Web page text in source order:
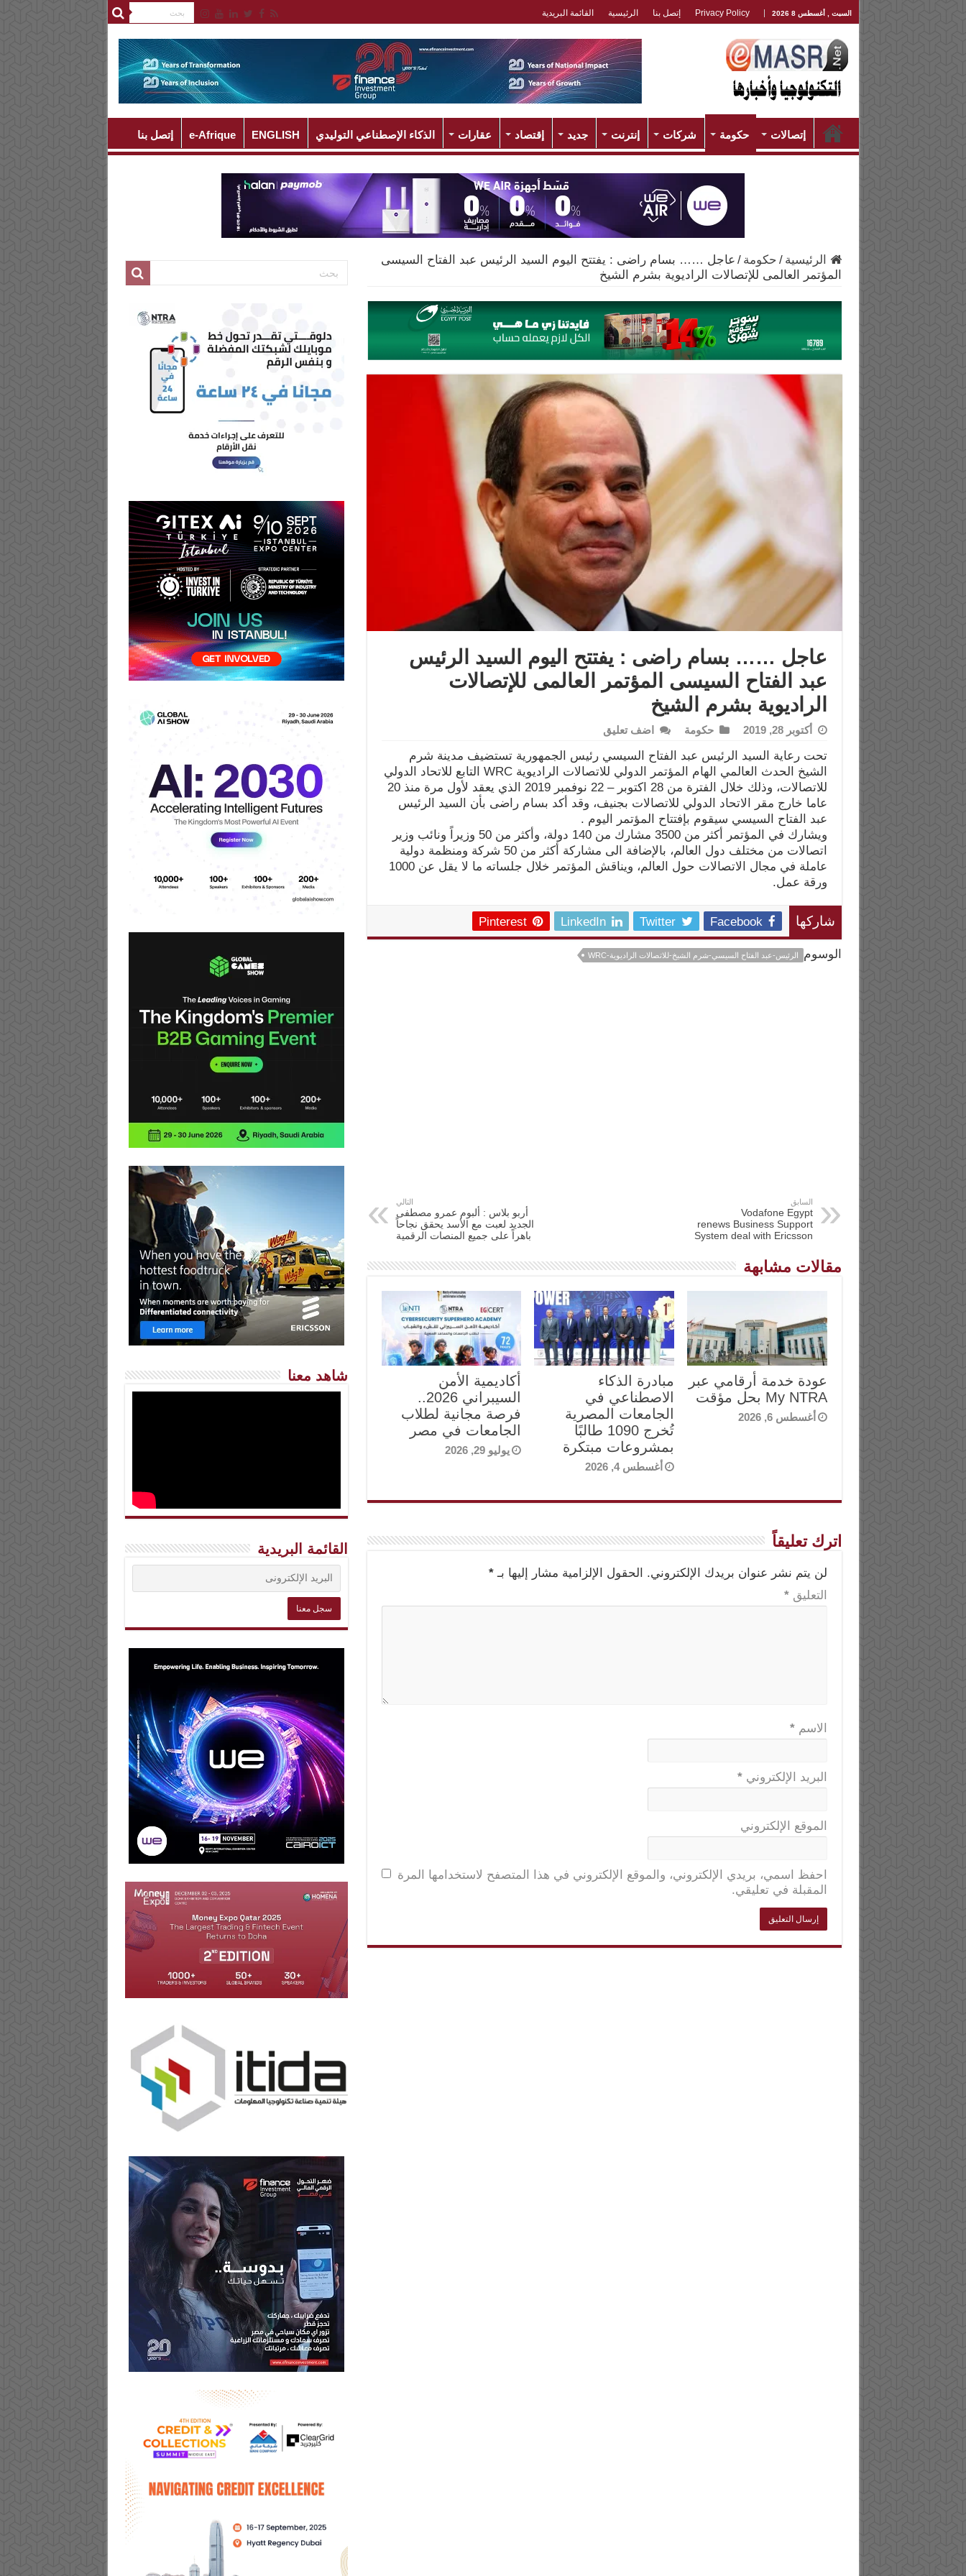
السبت , أغسطس 8 2026 Privacy Policy إتصل بنا الرئيسية القائمة البريدية
إتصالات حكومة شركات إنترنت جديد إقتصاد عقارات الذكاء الإصطناعي التوليدي ENGLISH
e-Afrique إتصل بنا
الرئيسية / حكومة / عاجل …… بسام راضى : يفتتح اليوم السيد الرئيس عبد الفتاح السيسى
المؤتمر العالمى للإتصالات الراديوية بشرم الشيخ
عاجل …… بسام راضى : يفتتح اليوم السيد الرئيس
عبد الفتاح السيسى المؤتمر العالمى للإتصالات
الراديوية بشرم الشيخ
أكتوبر 28, 2019 حكومة اضف تعليق
تحت رعاية السيد الرئيس عبد الفتاح السيسي رئيس الجمهورية تستضيف مدينة شرم
الشيخ الحدث العالمي الهام المؤتمر الدولي للاتصالات الراديوية WRC التابع للاتحاد الدولي
للاتصالات، وذلك خلال الفترة من 28 اكتوبر – 22 نوفمبر 2019 الذي يعقد لأول مرة منذ 20
عاما خارج مقر الاتحاد الدولي للاتصالات بجنيف، وقد أكد بسام راضى بأن السيد الرئيس
عبد الفتاح السيسي سيقوم بإفتتاح المؤتمر اليوم .
ويشارك في المؤتمر أكثر من 3500 مشارك من 140 دولة، وأكثر من 50 وزيراً ونائب وزير
اتصالات من مختلف دول العالم، بالإضافة الى مشاركة أكثر من 50 شركة ومنظمة دولية
عاملة في مجال الاتصالات حول العالم، ويناقش المؤتمر خلال جلساته ما لا يقل عن 1000
ورقة عمل.
شاركها Facebook
Twitter
LinkedIn
Pinterest
الوسوم الرئيس-عبد الفتاح السيسي-شرم الشيخ-للاتصالات الراديوية-WRC
السابق
Vodafone Egypt
renews Business Support
System deal with Ericsson
التالي
أربو بلاس : ألبوم عمرو مصطفى
الجديد لعبت مع الأسد يحقق نجاحاً
باهراً على جميع المنصات الرقمية
مقالات مشابهة
عودة خدمة أرقامي عبر
My NTRA بحل مؤقت
أغسطس 6, 2026
مبادرة الذكاء
الاصطناعي في
الجامعات المصرية
تُخرج 1090 طالبًا
بمشروعات مبتكرة
أغسطس 4, 2026
أكاديمية الأمن
السيبراني 2026..
فرصة مجانية لطلاب
الجامعات في مصر
يوليو 29, 2026
اترك تعليقاً
لن يتم نشر عنوان بريدك الإلكتروني. الحقول الإلزامية مشار إليها بـ*
التعليق*
الاسم*
البريد الإلكتروني*
الموقع الإلكتروني
احفظ اسمي، بريدي الإلكتروني، والموقع الإلكتروني في هذا المتصفح لاستخدامها المرة
المقبلة في تعليقي.
شاهد معنا
القائمة البريدية